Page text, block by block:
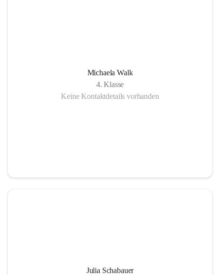
Michaela Walk
4. Klasse
Keine Kontaktdetails vorhanden
Julia Schabauer